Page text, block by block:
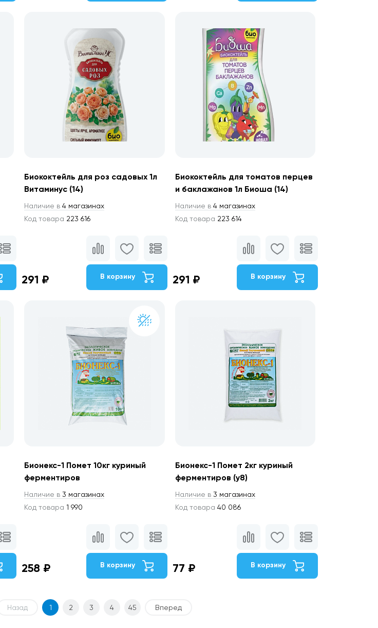
Биококтейль для роз садовых 1л
Витаминус (14)
Наличие в 4 магазинах
Код товара 223 616
291 ₽ В корзину
Биококтейль для томатов перцев
и баклажанов 1л Биоша (14)
Наличие в4 магазинах
Код товара 223 614
291 ₽ В корзину
Бионекс-1 Помет 10кг куриный
ферментиров
Наличие в 3 магазинах
Код товара 1 990
258 ₽ В корзину
Бионекс-1 Помет 2кг куриный
ферментиров (у8)
Наличие в3 магазинах
Код товара 40 086
77 ₽ В корзину
Назад 1 2 3 4 45 Вперед